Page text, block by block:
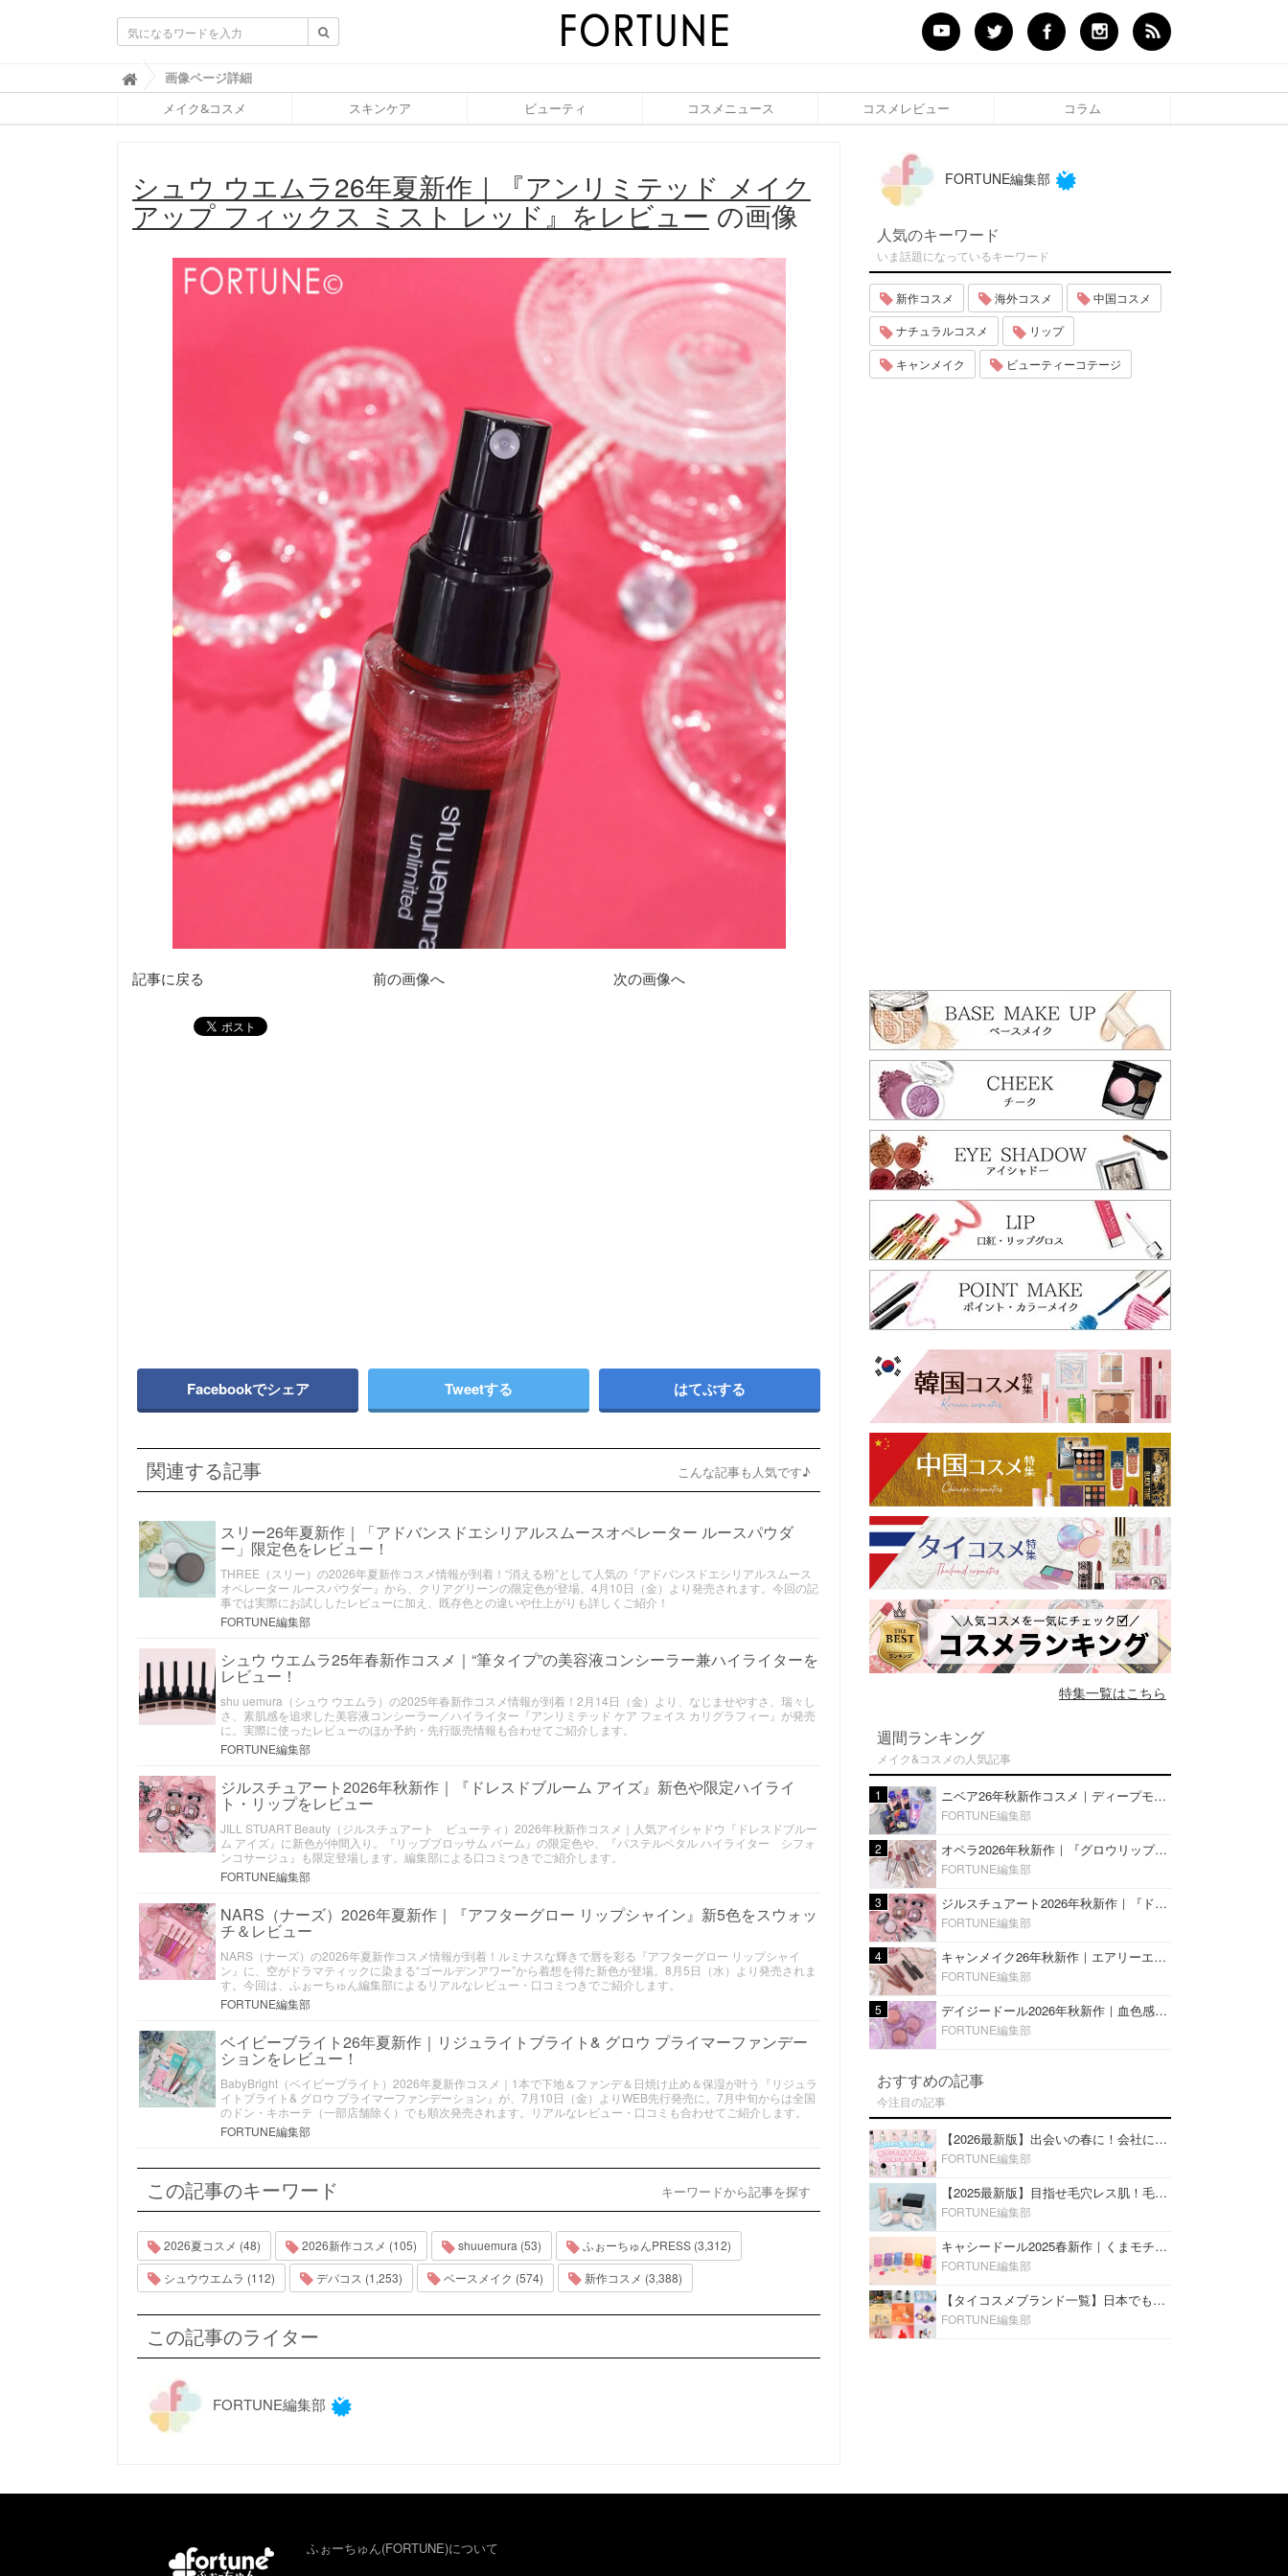
ふ
ぉ
ち
(
F
O
R
画像ページ詳細
メイク&コスメ スキンケア ビューティ コスメニュース コスメレビュー コラム
シュウ ウエムラ26年夏新作｜『アンリミテッド メイク
アップ フィックス ミスト レッド』をレビュー の画像
記事に戻る 前の画像へ 次の画像へ
Facebookでシェア Tweetする はてぶする
関連する記事 こんな記事も人気です♪
スリー26年夏新作｜「アドバンスドエシリアルスムースオペレーター ルースパウダ
ー」限定色をレビュー！
THREE（スリー）の2026年夏新作コスメ情報が到着！“消える粉”として人気の『アドバンスドエシリアルスムース
オペレーター ルースパウダー』から、クリアグリーンの限定色が登場。4月10日（金）より発売されます。今回の記
事では実際にお試ししたレビューに加え、既存色との違いや仕上がりも詳しくご紹介！
FORTUNE編集部
シュウ ウエムラ25年春新作コスメ｜“筆タイプ”の美容液コンシーラー兼ハイライターを
レビュー！
shu uemura（シュウ ウエムラ）の2025年春新作コスメ情報が到着！2月14日（金）より、なじませやすさ、瑞々し
さ、素肌感を追求した美容液コンシーラー／ハイライター『アンリミテッド ケア フェイス カリグラフィー』が発売
に。実際に使ったレビューのほか予約・先行販売情報も合わせてご紹介します。
FORTUNE編集部
ジルスチュアート2026年秋新作｜『ドレスドブルーム アイズ』新色や限定ハイライ
ト・リップをレビュー
JILL STUART Beauty（ジルスチュアート ビューティ）2026年秋新作コスメ｜人気アイシャドウ『ドレスドブルー
ム アイズ』に新色が仲間入り。『リップブロッサム バーム』の限定色や、『パステルペタル ハイライター シフォ
ンコサージュ』も限定登場します。編集部による口コミつきでご紹介します。
FORTUNE編集部
NARS（ナーズ）2026年夏新作｜『アフターグロー リップシャイン』新5色をスウォッ
チ＆レビュー
NARS（ナーズ）の2026年夏新作コスメ情報が到着！ルミナスな輝きで唇を彩る『アフターグロー リップシャイ
ン』に、空がドラマティックに染まる“ゴールデンアワー”から着想を得た新色が登場。8月5日（水）より発売されま
す。今回は、ふぉーちゅん編集部によるリアルなレビュー・口コミつきでご紹介します。
FORTUNE編集部
ベイビーブライト26年夏新作｜リジュライトブライト& グロウ プライマーファンデー
ションをレビュー！
BabyBright（ベイビーブライト）2026年夏新作コスメ｜1本で下地＆ファンデ＆日焼け止め＆保湿が叶う『リジュラ
イトブライト& グロウ プライマーファンデーション』が、7月10日（金）よりWEB先行発売に。7月中旬からは全国
のドン・キホーテ（一部店舗除く）でも順次発売されます。リアルなレビュー・口コミも合わせてご紹介します。
FORTUNE編集部
この記事のキーワード キーワードから記事を探す
2026夏コスメ (48) 2026新作コスメ (105) shuuemura (53)
ふぉーちゅんPRESS (3,312)
シュウウエムラ (112)
デパコス (1,253) ベースメイク (574) 新作コスメ (3,388)
この記事のライター
FORTUNE編集部
FORTUNE編集部
人気のキーワード
いま話題になっているキーワード
新作コスメ 海外コスメ 中国コスメ
ナチュラルコスメ リップ
キャンメイク ビューティーコテージ
特集一覧はこちら
週間ランキング
メイク&コスメの人気記事
1 ニベア26年秋新作コスメ｜ディープモイスチャーリップの美容液タイプや2in1ボディクリームスクラブも
FORTUNE編集部
2 オペラ2026年秋新作｜『グロウリップティント』の新色・限定色はローズジャムカラー♡全4色をレビュー
FORTUNE編集部
3 ジルスチュアート2026年秋新作｜『ドレスドブルーム アイズ』新色や限定ハイライト・リップをレビュー
FORTUNE編集部
4 キャンメイク26年秋新作｜エアリーエクステンションライナー＆カールスナイパーマスカラ新色をレビュー
FORTUNE編集部
5 デイジードール2026年秋新作｜血色感が可愛い♡『パウダー ブラッシュ ブルーム』新3色をレビュー
FORTUNE編集部
おすすめの記事
今注目の記事
【2026最新版】出会いの春に！会社にもおすすめの好印象な香水14選♡ビジネスの場での香水マナーも
FORTUNE編集部
【2025最新版】目指せ毛穴レス肌！毛穴を埋めて隠す「おすすめ部分用下地＆プライマー」ランキング♡
FORTUNE編集部
キャシードール2025春新作｜くまモチーフのミニリップ「シャイニーベア リップモイスト」をレビュー♡
FORTUNE編集部
【タイコスメブランド一覧】日本でも人気沸騰中の“タイコスメ”ブランド20選！
FORTUNE編集部
ふぉーちゅん(FORTUNE)について